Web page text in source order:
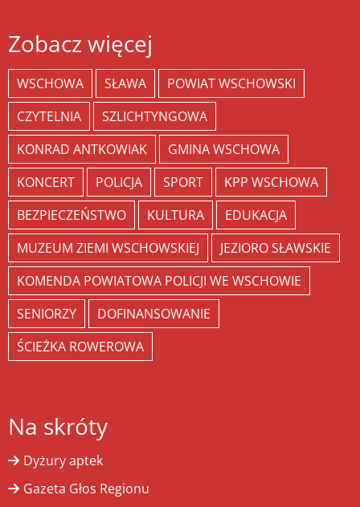
Zobacz więcej
WSCHOWA SŁAWA
POWIAT WSCHOWSKI
CZYTELNIA
SZLICHTYNGOWA
KONRAD ANTKOWIAK
GMINA WSCHOWA
KONCERT
POLICJA SPORT
KPP WSCHOWA
BEZPIECZEŃSTWO
KULTURA
EDUKACJA
MUZEUM ZIEMI WSCHOWSKIEJ
JEZIORO SŁAWSKIE
KOMENDA POWIATOWA POLICJI WE WSCHOWIE
SENIORZY
DOFINANSOWANIE
ŚCIEŻKA ROWEROWA
Na skróty
Dyżury aptek
Gazeta Głos Regionu